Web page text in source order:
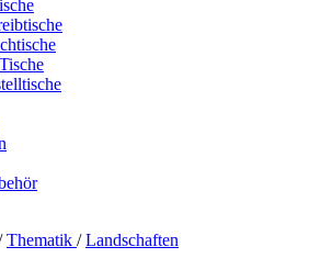
Thematik / Landschaften